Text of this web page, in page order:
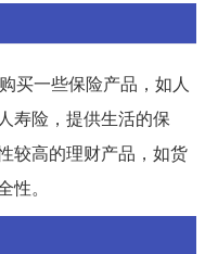
买一些保险产品，如人
寿险，提供生活的保
较高的理财产品，如货
。